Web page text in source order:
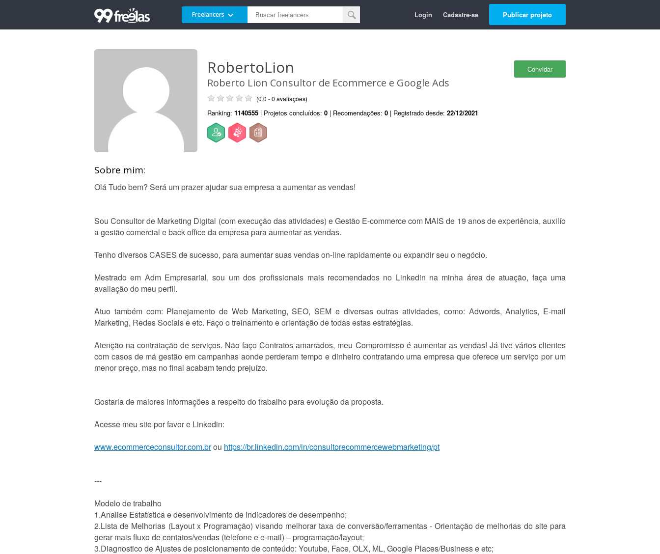
Freelancers Login Cadastre-se Publicar projeto
Convidar
RobertoLion
Roberto Lion Consultor de Ecommerce e Google Ads
(0.0 - 0 avaliações)
Ranking: 1140555 | Projetos concluídos: 0 | Recomendações: 0 | Registrado desde: 22/12/2021
Sobre mim:
Olá Tudo bem? Será um prazer ajudar sua empresa a aumentar as vendas!
Sou Consultor de Marketing Digital (com execução das atividades) e Gestão E-commerce com MAIS de 19 anos de experiência, auxilío
a gestão comercial e back office da empresa para aumentar as vendas.
Tenho diversos CASES de sucesso, para aumentar suas vendas on-line rapidamente ou expandir seu o negócio.
Mestrado em Adm Empresarial, sou um dos profissionais mais recomendados no Linkedin na minha área de atuação, faça uma
avaliação do meu perfil.
Atuo também com: Planejamento de Web Marketing, SEO, SEM e diversas outras atividades, como: Adwords, Analytics, E-mail
Marketing, Redes Sociais e etc. Faço o treinamento e orientação de todas estas estratégias.
Atenção na contratação de serviços. Não faço Contratos amarrados, meu Compromisso é aumentar as vendas! Já tive vários clientes
com casos de má gestão em campanhas aonde perderam tempo e dinheiro contratando uma empresa que oferece um serviço por um
menor preço, mas no final acabam tendo prejuízo.
Gostaria de maiores informações a respeito do trabalho para evolução da proposta.
Acesse meu site por favor e Linkedin:
www.ecommerceconsultor.com.brou https://br.linkedin.com/in/consultorecommercewebmarketing/pt
---
Modelo de trabalho
1.Analise Estatística e desenvolvimento de Indicadores de desempenho;
2.Lista de Melhorias (Layout x Programação) visando melhorar taxa de conversão/ferramentas - Orientação de melhorias do site para
gerar mais fluxo de contatos/vendas (telefone e e-mail) – programação/layout;
3.Diagnostico de Ajustes de posicionamento de conteúdo: Youtube, Face, OLX, ML, Google Places/Business e etc;